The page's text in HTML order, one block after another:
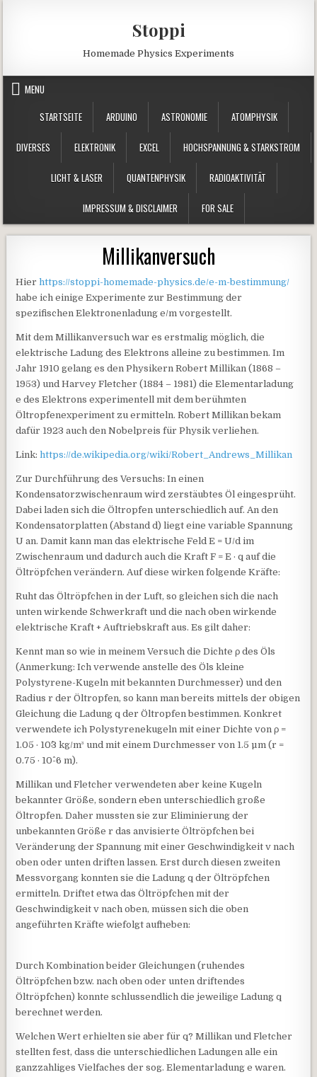
Stoppi
Homemade Physics Experiments
MENU
STARTSEITE
ARDUINO ASTRONOMIE ATOMPHYSIK
DIVERSES ELEKTRONIK EXCEL HOCHSPANNUNG & STARKSTROM
LICHT & LASER QUANTENPHYSIK RADIOAKTIVITÄT
IMPRESSUM & DISCLAIMER FOR SALE
Millikanversuch
Hierhttps://stoppi-homemade-physics.de/e-m-bestimmung/
habe ich einige Experimente zur Bestimmung der
spezifischen Elektronenladung e/m vorgestellt.
Mit dem Millikanversuch war es erstmalig möglich, die
elektrische Ladung des Elektrons alleine zu bestimmen. Im
Jahr 1910 gelang es den Physikern Robert Millikan (1868 –
1953) und Harvey Fletcher (1884 – 1981) die Elementarladung
e des Elektrons experimentell mit dem berühmten
Öltropfenexperiment zu ermitteln. Robert Millikan bekam
dafür 1923 auch den Nobelpreis für Physik verliehen.
Link:https://de.wikipedia.org/wiki/Robert_Andrews_Millikan
Zur Durchführung des Versuchs: In einen
Kondensatorzwischenraum wird zerstäubtes Öl eingesprüht.
Dabei laden sich die Öltropfen unterschiedlich auf. An den
Kondensatorplatten (Abstand d) liegt eine variable Spannung
U an. Damit kann man das elektrische Feld E = U/d im
Zwischenraum und dadurch auch die Kraft F = E · q auf die
Öltröpfchen verändern. Auf diese wirken folgende Kräfte:
Ruht das Öltröpfchen in der Luft, so gleichen sich die nach
unten wirkende Schwerkraft und die nach oben wirkende
elektrische Kraft + Auftriebskraft aus. Es gilt daher:
Kennt man so wie in meinem Versuch die Dichte ρ des Öls
(Anmerkung: Ich verwende anstelle des Öls kleine
Polystyrene-Kugeln mit bekannten Durchmesser) und den
Radius r der Öltropfen, so kann man bereits mittels der obigen
Gleichung die Ladung q der Öltropfen bestimmen. Konkret
verwendete ich Polystyrenekugeln mit einer Dichte von ρ =
1.05 · 10^3 kg/m³ und mit einem Durchmesser von 1.5 µm (r =
0.75 · 10^-6 m).
Millikan und Fletcher verwendeten aber keine Kugeln
bekannter Größe, sondern eben unterschiedlich große
Öltropfen. Daher mussten sie zur Eliminierung der
unbekannten Größe r das anvisierte Öltröpfchen bei
Veränderung der Spannung mit einer Geschwindigkeit v nach
oben oder unten driften lassen. Erst durch diesen zweiten
Messvorgang konnten sie die Ladung q der Öltröpfchen
ermitteln. Driftet etwa das Öltröpfchen mit der
Geschwindigkeit v nach oben, müssen sich die oben
angeführten Kräfte wiefolgt aufheben:
Durch Kombination beider Gleichungen (ruhendes
Öltröpfchen bzw. nach oben oder unten driftendes
Öltröpfchen) konnte schlussendlich die jeweilige Ladung q
berechnet werden.
Welchen Wert erhielten sie aber für q? Millikan und Fletcher
stellten fest, dass die unterschiedlichen Ladungen alle ein
ganzzahliges Vielfaches der sog. Elementarladung e waren.